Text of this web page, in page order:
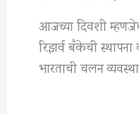
आजच्या दिवशी
रिझर्व बँकेची
भारताची चलन